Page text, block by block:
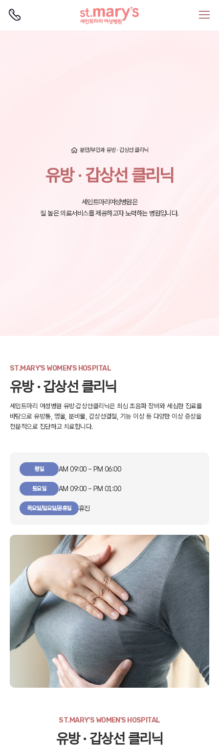
분만/부인과 유방 · 갑상선 클리닉
유방 · 갑상선 클리닉
세인트마리여성병원은
질 높은 의료서비스를 제공하고자 노력하는 병원입니다.
ST.MARY'S WOMEN'S HOSPITAL
유방 · 갑상선 클리닉
세인트마리 여성병원 유방·갑상선클리닉은 최신 초음파 장비와 세심한 진료를
바탕으로유방통, 멍울, 분비물, 갑상선결절, 기능 이상 등 다양한 이상 증상을
전문적으로 진단하고 치료합니다.
평일 AM 09:00 ~ PM 06:00
토요일 AM 09:00 ~ PM 01:00
목요일/일요일/공휴일 휴진
ST.MARY'S WOMEN'S HOSPITAL
유방 · 갑상선 클리닉